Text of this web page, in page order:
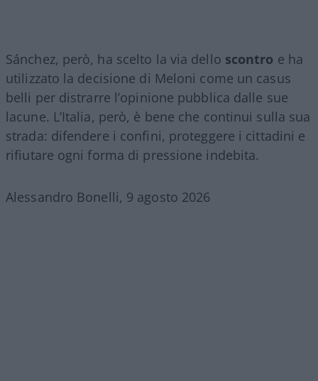
Sánchez, però, ha scelto la via dello scontro e ha
utilizzato la decisione di Meloni come un casus
belli per distrarre l’opinione pubblica dalle sue
lacune. L’Italia, però, è bene che continui sulla sua
strada: difendere i confini, proteggere i cittadini e
rifiutare ogni forma di pressione indebita.
Alessandro Bonelli, 9 agosto 2026